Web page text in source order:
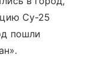
Су-25
пошли